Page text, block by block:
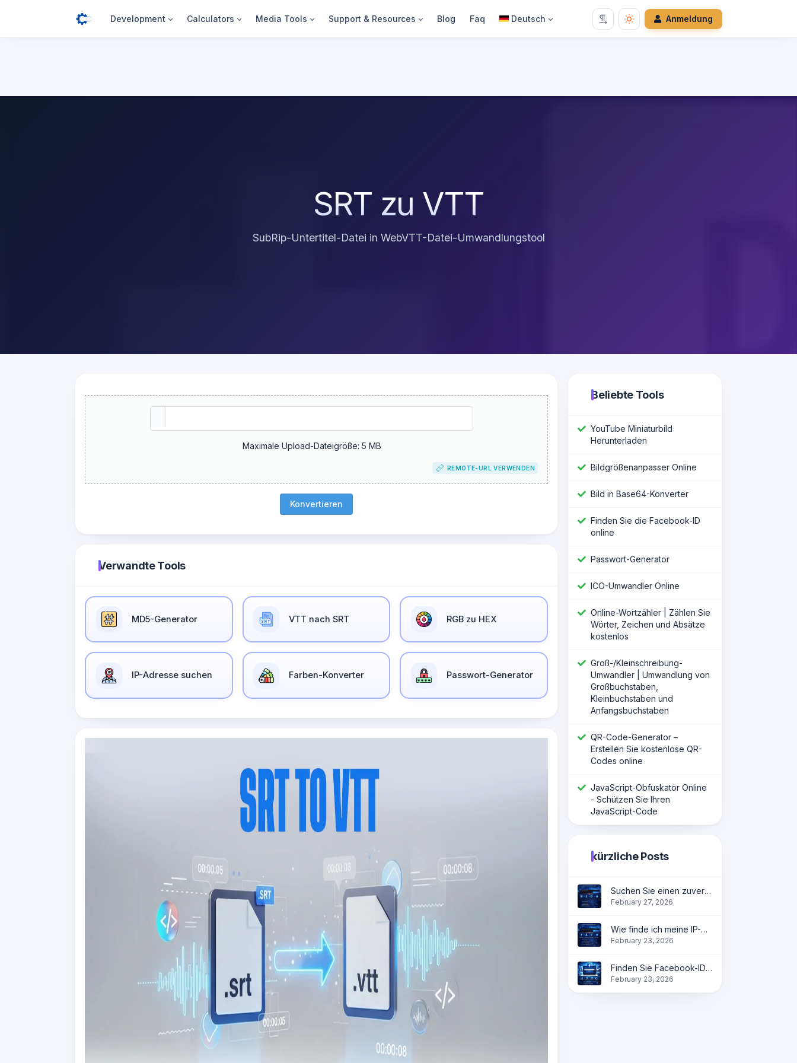
Anmeldung
Development Calculators Media Tools Support & Resources Blog Faq Deutsch
SRT zu VTT
SubRip-Untertitel-Datei in WebVTT-Datei-Umwandlungstool
Maximale Upload-Dateigröße: 5 MB
REMOTE-URL VERWENDEN
Konvertieren
Verwandte Tools
MD5-Generator VTT nach SRT RGB zu HEX
IP-Adresse suchen Farben-Konverter Passwort-Generator
Beliebte Tools
YouTube Miniaturbild
Herunterladen
Bildgrößenanpasser Online
Bild in Base64-Konverter
Finden Sie die Facebook-ID
online
Passwort-Generator
ICO-Umwandler Online
Online-Wortzähler | Zählen Sie
Wörter, Zeichen und Absätze
kostenlos
Groß-/Kleinschreibung-
Umwandler | Umwandlung von
Großbuchstaben,
Kleinbuchstaben und
Anfangsbuchstaben
QR-Code-Generator –
Erstellen Sie kostenlose QR-
Codes online
JavaScript-Obfuskator Online
- Schützen Sie Ihren
JavaScript-Code
kürzliche Posts
Suchen Sie einen zuverlässigen QR-Code-Generator?
February 27, 2026
Wie finde ich meine IP-Adresse online sofort?
February 23, 2026
Finden Sie Facebook-ID online | Holen Sie sich Profil-, Seiten- und Gruppen-ID sofort
February 23, 2026